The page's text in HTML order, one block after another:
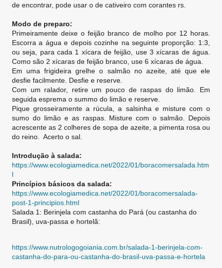
de encontrar, pode usar o de cativeiro com corantes rs.
Modo de preparo:
Primeiramente deixe o feijão branco de molho por 12 horas.
Escorra a água e depois cozinhe na seguinte proporção: 1:3,
ou seja, para cada 1 xícara de feijão, use 3 xícaras de água.
Como são 2 xícaras de feijão branco, use 6 xícaras de água.
Em uma frigideira grelhe o salmão no azeite, até que ele
desfie facilmente. Desfie e reserve.
Com um ralador, retire um pouco de raspas do limão. Em
seguida esprema o summo do limão e reserve.
Pique grosseiramente a rúcula, a salsinha e misture com o
sumo do limão e as raspas. Misture com o salmão. Depois
acrescente as 2 colheres de sopa de azeite, a pimenta rosa ou
do reino. Acerto o sal.
Introdução à salada:
https://www.ecologiamedica.net/2022/01/boracomersalada.htm
l
Princípios básicos da salada:
https://www.ecologiamedica.net/2022/01/boracomersalada-
post-1-principios.html
Salada 1: Berinjela com castanha do Pará (ou castanha do
Brasil), uva-passa e hortelã:
https://www.nutrologogoiania.com.br/salada-1-berinjela-com-
castanha-do-para-ou-castanha-do-brasil-uva-passa-e-hortela